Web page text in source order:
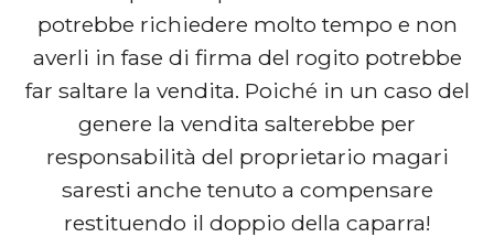
potrebbe richiedere molto tempo e non
averli in fase di firma del rogito potrebbe
far saltare la vendita. Poiché in un caso del
genere la vendita salterebbe per
responsabilità del proprietario magari
saresti anche tenuto a compensare
restituendo il doppio della caparra!